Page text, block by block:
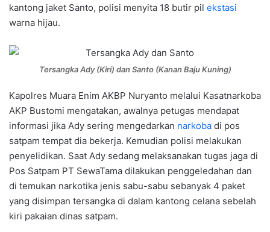
kantong jaket Santo, polisi menyita 18 butir pil ekstasi
warna hijau.
Tersangka Ady (Kiri) dan Santo (Kanan Baju Kuning)
Kapolres Muara Enim AKBP Nuryanto melalui Kasatnarkoba
AKP Bustomi mengatakan, awalnya petugas mendapat
informasi jika Ady sering mengedarkan narkoba di pos
satpam tempat dia bekerja. Kemudian polisi melakukan
penyelidikan. Saat Ady sedang melaksanakan tugas jaga di
Pos Satpam PT SewaTama dilakukan penggeledahan dan
di temukan narkotika jenis sabu-sabu sebanyak 4 paket
yang disimpan tersangka di dalam kantong celana sebelah
kiri pakaian dinas satpam.